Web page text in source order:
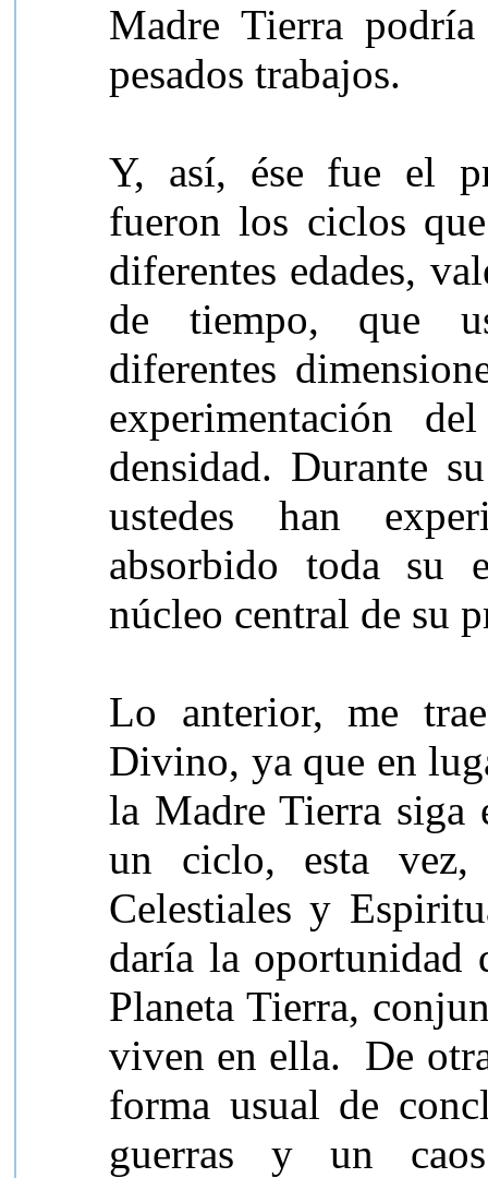
Madre Tierra podría
pesados trabajos.
Y, así, ése fue el
fueron los ciclos
diferentes edades,
de tiempo, que
diferentes
experimentación
densidad. Durante
ustedes han
absorbido toda su
núcleo central de su
Lo anterior, me
Divino, ya que en
la Madre Tierra siga
un ciclo, esta
Celestiales y
daría la oportunidad
Planeta Tierra,
viven en ella. De
forma usual de
guerras y un